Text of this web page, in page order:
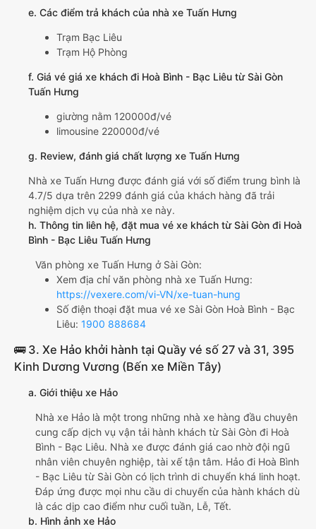
e. Các điểm trả khách của nhà xe Tuấn Hưng
Trạm Bạc Liêu
Trạm Hộ Phòng
f. Giá vé giá xe khách đi Hoà Bình - Bạc Liêu từ Sài Gòn
Tuấn Hưng
giường nằm 120000đ/vé
limousine 220000đ/vé
g. Review, đánh giá chất lượng xe Tuấn Hưng
Nhà xe Tuấn Hưng được đánh giá với số điểm trung bình là
4.7/5 dựa trên 2299 đánh giá của khách hàng đã trải
nghiệm dịch vụ của nhà xe này.
h. Thông tin liên hệ, đặt mua vé xe khách từ Sài Gòn đi Hoà
Bình - Bạc Liêu Tuấn Hưng
Văn phòng xe Tuấn Hưng ở Sài Gòn:
Xem địa chỉ văn phòng nhà xe Tuấn Hưng:
https://vexere.com/vi-VN/xe-tuan-hung
Số điện thoại đặt mua vé xe Sài Gòn Hoà Bình - Bạc
Liêu: 1900 888684
🚌 3. Xe Hảo khởi hành tại Quầy vé số 27 và 31, 395
Kinh Dương Vương (Bến xe Miền Tây)
a. Giới thiệu xe Hảo
Nhà xe Hảo là một trong những nhà xe hàng đầu chuyên
cung cấp dịch vụ vận tải hành khách từ Sài Gòn đi Hoà
Bình - Bạc Liêu. Nhà xe được đánh giá cao nhờ đội ngũ
nhân viên chuyên nghiệp, tài xế tận tâm. Hảo đi Hoà Bình
- Bạc Liêu từ Sài Gòn có lịch trình di chuyển khá linh hoạt.
Đáp ứng được mọi nhu cầu di chuyển của hành khách dù
là các dịp cao điểm như cuối tuần, Lễ, Tết.
b. Hình ảnh xe Hảo